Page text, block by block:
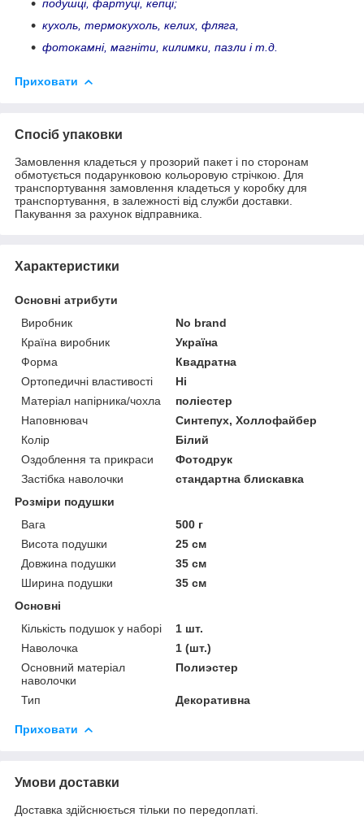
подушці, фартуці, кепці;
кухоль, термокухоль, келих, фляга,
фотокамні, магніти, килимки, пазли і т.д.
Приховати
Спосіб упаковки
Замовлення кладеться у прозорий пакет і по сторонам
обмотується подарунковою кольоровую стрічкою. Для
транспортування замовлення кладеться у коробку для
транспортування, в залежності від служби доставки.
Пакування за рахунок відправника.
Характеристики
Основні атрибути
Виробник
No brand
Країна виробник
Україна
Форма
Квадратна
Ортопедичні властивості
Ні
Матеріал напірника/чохла
поліестер
Наповнювач
Синтепух, Холлофайбер
Колір
Білий
Оздоблення та прикраси
Фотодрук
Застібка наволочки
стандартна блискавка
Розміри подушки
Вага
500 г
Висота подушки
25 см
Довжина подушки
35 см
Ширина подушки
35 см
Основні
Кількість подушок у наборі
1 шт.
Наволочка
1 (шт.)
Основний матеріал
наволочки
Полиэстер
Тип Декоративна
Приховати
Умови доставки
Доставка здійснюється тільки по передоплаті.